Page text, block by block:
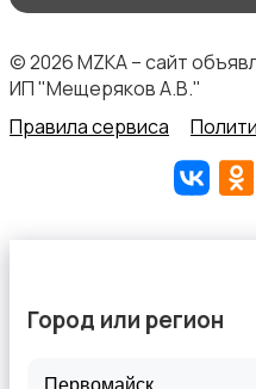
Штаны и шорты
© 2026 MZKA – сайт
ИП "Мещеряков А.В."
Правила сервиса
Город или регион